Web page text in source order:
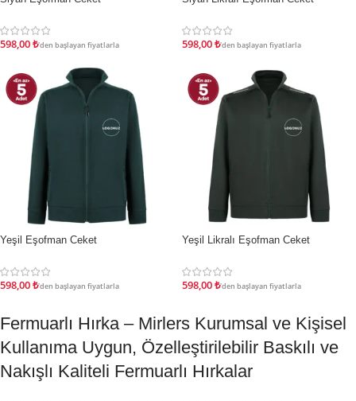
598,00₺'den başlayan fiyatlarla 598,00₺'den başlayan fiyatlarla
İndirim
Yeşil Eşofman Ceket
598,00₺'den başlayan fiyatlarla
İndirim
Yeşil Likralı Eşofman Ceket
598,00₺'den başlayan fiyatlarla
Fermuarlı Hırka – Mirlers Kurumsal ve Kişisel
Kullanıma Uygun, Özelleştirilebilir Baskılı ve
Nakışlı Kaliteli Fermuarlı Hırkalar